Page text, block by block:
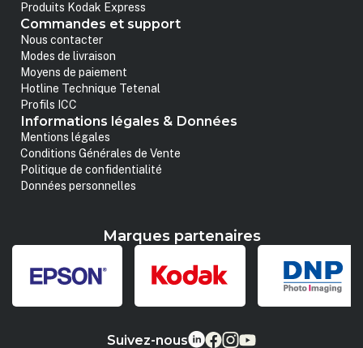
Produits Kodak Express
Commandes et support
Nous contacter
Modes de livraison
Moyens de paiement
Hotline Technique Tetenal
Profils ICC
Informations légales & Données
Mentions légales
Conditions Générales de Vente
Politique de confidentialité
Données personnelles
Marques partenaires
Suivez-nous